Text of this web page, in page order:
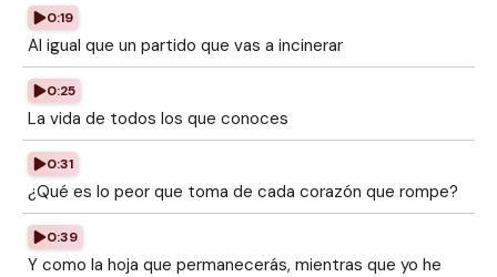
0:19
Al igual que un partido que vas a incinerar
0:25
La vida de todos los que conoces
0:31
¿Qué es lo peor que toma de cada corazón que rompe?
0:39
Y como la hoja que permanecerás, mientras que yo he